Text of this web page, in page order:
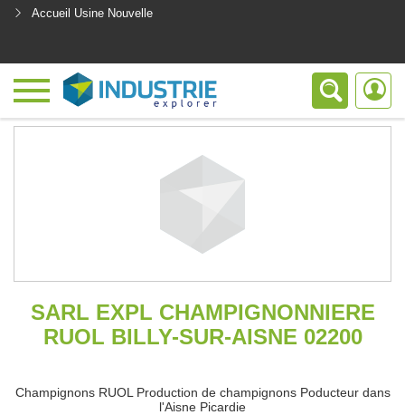
Accueil Usine Nouvelle
SARL EXPL CHAMPIGNONNIERE
RUOL BILLY-SUR-AISNE 02200
Champignons RUOL Production de champignons Poducteur dans
l'Aisne Picardie